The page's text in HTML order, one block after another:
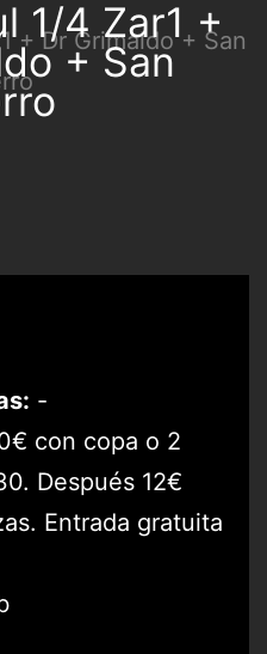
1/4 Zar1 +
+ San
-
con copa o 2
Después 12€
Entrada gratuita